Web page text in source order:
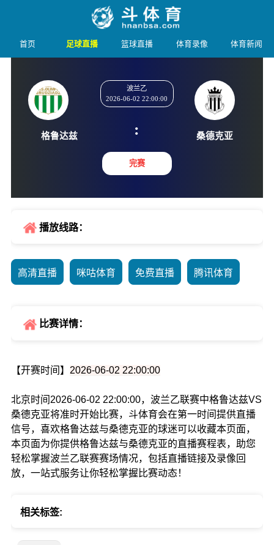
首页 足球直播 篮球直播 体育录像 体育新闻
波兰乙
2026-06-02 22:00:00
:
完赛
播放线路：
高清直播 咪咕体育 免费直播 腾讯体育
比赛详情：
【开赛时间】 2026-06-02 22:00:00
北京时间2026-06-02 22:00:00，波兰乙联赛中格鲁达兹VS
桑德克亚将准时开始比赛，斗体育会在第一时间提供直播
信号，喜欢格鲁达兹与桑德克亚的球迷可以收藏本页面，
本页面为你提供格鲁达兹与桑德克亚的直播赛程表，助您
轻松掌握波兰乙联赛赛场情况，包括直播链接及录像回
放，一站式服务让你轻松掌握比赛动态！
相关标签: